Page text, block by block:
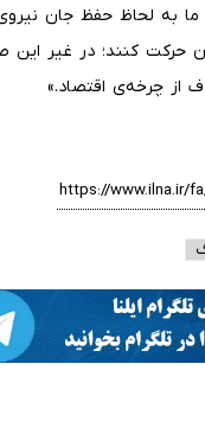
به لحاظ حفظ جان
کنند؛ در غیر این
چرخه‌ی اقتصاد.»